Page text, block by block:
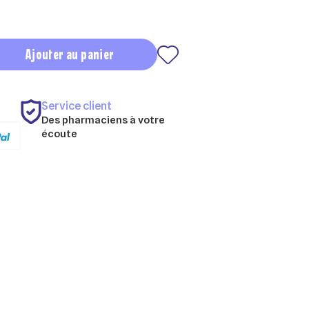
Ajouter au panier
Service client
Des pharmaciens à votre
écoute